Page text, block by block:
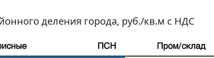
деления города, руб./кв.м с НДС